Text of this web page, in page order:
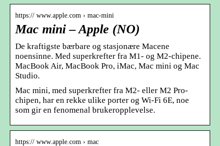
https:// www.apple.com › mac-mini
Mac mini – Apple (NO)
De kraftigste bærbare og stasjonære Macene
noensinne. Med superkrefter fra M1- og M2-chipene.
MacBook Air, MacBook Pro, iMac, Mac mini og Mac
Studio.
Mac mini, med superkrefter fra M2- eller M2 Pro-
chipen, har en rekke ulike porter og Wi‑Fi 6E, noe
som gir en fenomenal brukeropplevelse.
https:// www.apple.com › mac